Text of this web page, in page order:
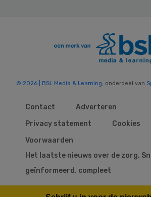
© 2026 | BSL Media & Learning, onderdeel van
Contact
Adverteren
Privacy statement
Cookies
Voorwaarden
Het laatste nieuws over de zorg.
geïnformeerd, compleet